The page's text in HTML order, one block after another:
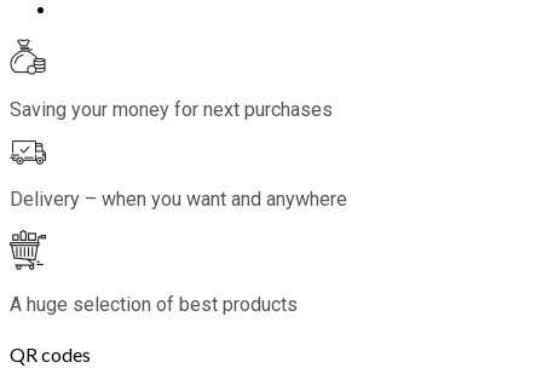
Saving your money for next purchases
Delivery – when you want and anywhere
A huge selection of best products
QR codes